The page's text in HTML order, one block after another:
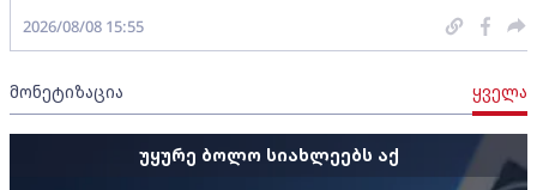
2026/08/08 15:55
მონეტიზაცია ყველა
უყურე ბოლო სიახლეებს აქ